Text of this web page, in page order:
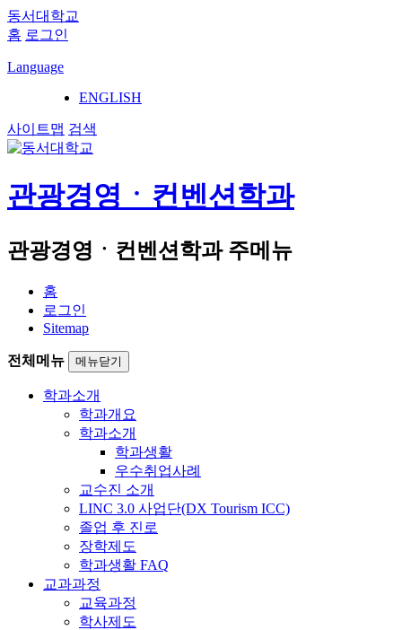
동서대학교
홈 로그인
Language
ENGLISH
사이트맵 검색
관광경영ㆍ컨벤션학과
관광경영ㆍ컨벤션학과 주메뉴
홈
로그인
Sitemap
전체메뉴 메뉴닫기
학과소개
학과개요
학과소개
학과생활
우수취업사례
교수진 소개
LINC 3.0 사업단(DX Tourism ICC)
졸업 후 진로
장학제도
학과생활 FAQ
교과과정
교육과정
학사제도